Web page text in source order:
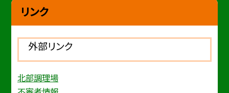
リンク
外部リンク
北部調理場